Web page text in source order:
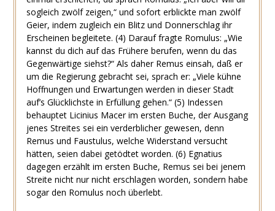
sogleich zwölf zeigen,“ und sofort erblickte man zwölf
Geier, indem zugleich ein Blitz und Donnerschlag ihr
Erscheinen begleitete. (4) Darauf fragte Romulus: „Wie
kannst du dich auf das Frühere berufen, wenn du das
Gegenwärtige siehst?“ Als daher Remus einsah, daß er
um die Regierung gebracht sei, sprach er: „Viele kühne
Hoffnungen und Erwartungen werden in dieser Stadt
auf’s Glücklichste in Erfüllung gehen.“ (5) Indessen
behauptet Licinius Macer im ersten Buche, der Ausgang
jenes Streites sei ein verderblicher gewesen, denn
Remus und Faustulus, welche Widerstand versucht
hätten, seien dabei getödtet worden. (6) Egnatius
dagegen erzählt im ersten Buche, Remus sei bei jenem
Streite nicht nur nicht erschlagen worden, sondern habe
sogar den Romulus noch überlebt.